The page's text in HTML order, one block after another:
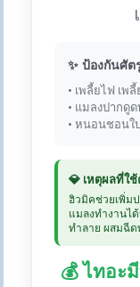
✨ ป้องกันศัต
• เพลี้ยไฟ เพ
• แมลงปากดู
• หนอนชอนใ
💎 เหตุผลที่ใ
ฮิวมิคช่วยเพิ่ม
แมลงทำงานไ
ทำลาย ผสมฉี
💰 ไทอะ